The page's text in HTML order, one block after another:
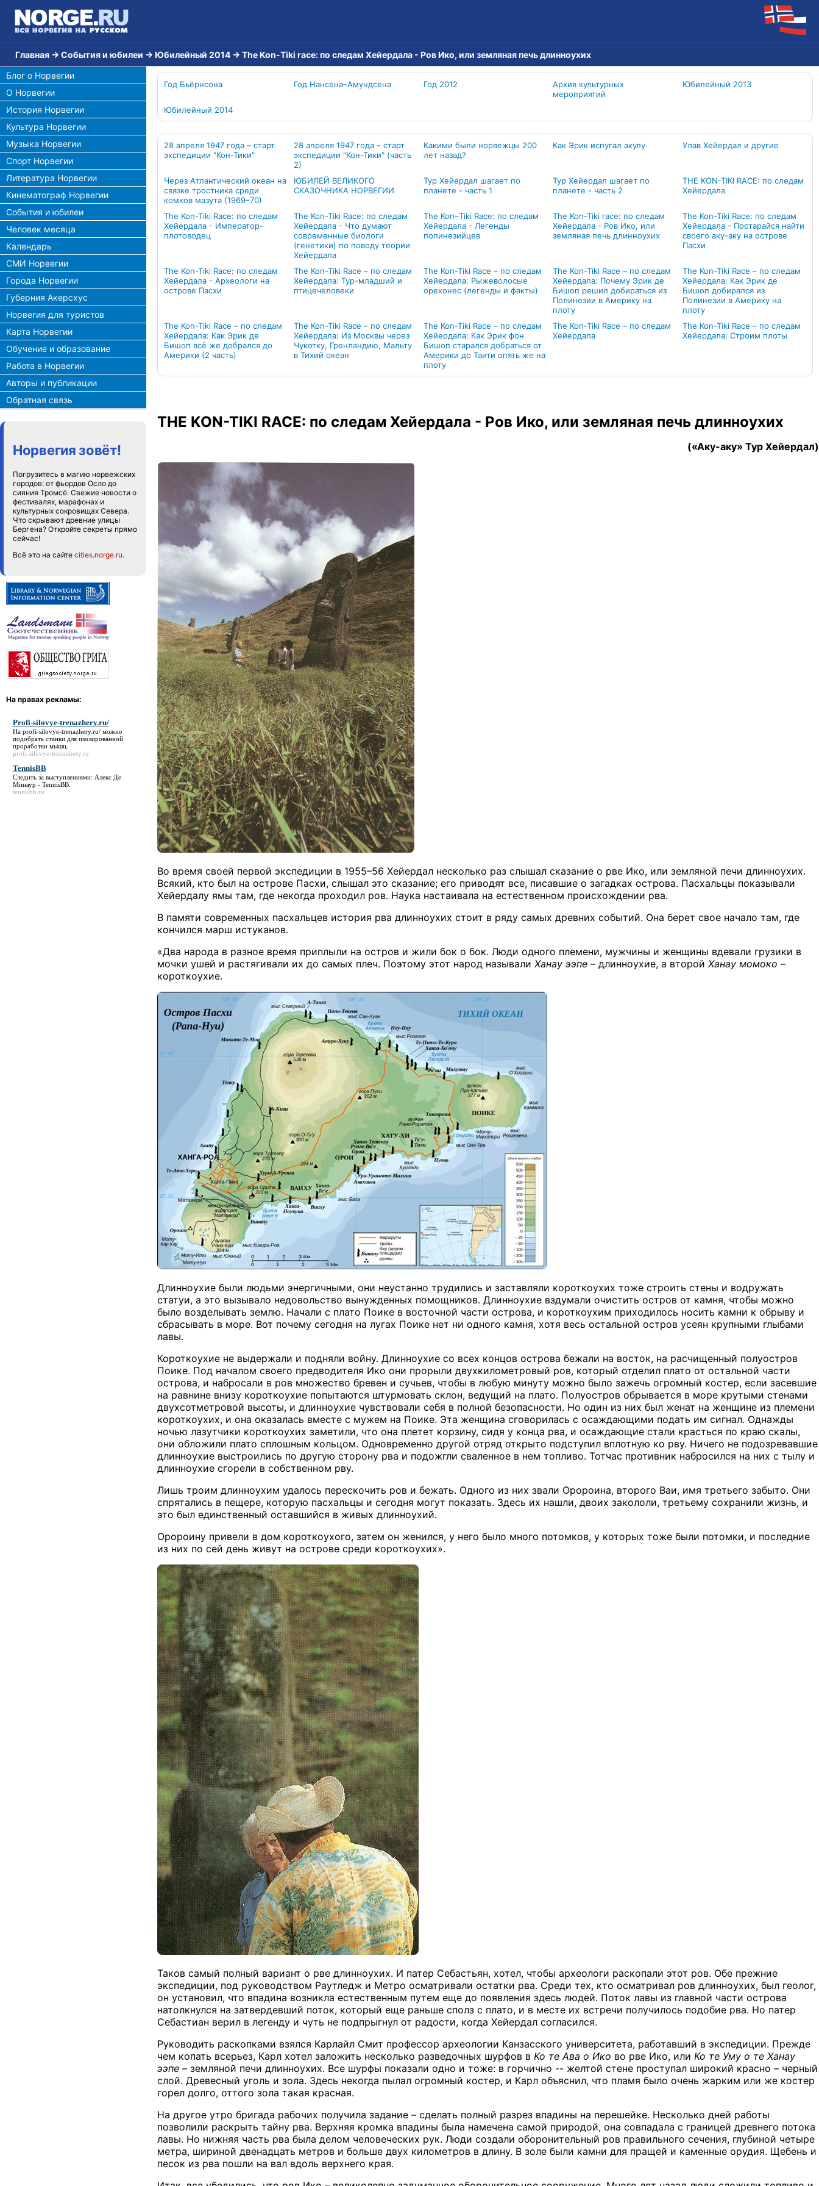
Главная → События и юбилеи → Юбилейный 2014 → The Kon-Tiki race: по следам Хейердала - Ров Ико, или земляная печь длинноухих
Блог о Норвегии
О Норвегии
История Норвегии
Культура Норвегии
Музыка Норвегии
Спорт Норвегии
Литература Норвегии
Кинематограф Норвегии
События и юбилеи
Человек месяца
Календарь
СМИ Норвегии
Города Норвегии
Губерния Акерсхус
Норвегия для туристов
Карта Норвегии
Обучение и образование
Работа в Норвегии
Авторы и публикации
Обратная связь
Норвегия зовёт!
Погрузитесь в магию норвежских
городов: от фьордов Осло до
сияния Тромсё. Свежие новости о
фестивалях, марафонах и
культурных сокровищах Севера.
Что скрывают древние улицы
Бергена? Откройте секреты прямо
сейчас!
Всё это на сайте cities.norge.ru.
На правах рекламы:
Profi-silovye-trenazhery.ru/
На profi-silovye-trenazhery.ru/можно
подобрать станки для изолированной
проработки мышц.
profi-silovye-trenazhery.ru
TennisBB
Следить за выступлениями: Алекс Де
Минаур - TennisBB.
tennisbb.ru
Год Бьёрнсона Год Нансена–Амундсена Год 2012
Архив культурных
мероприятий
Юбилейный 2013
Юбилейный 2014
28 апреля 1947 года – старт
экспедиции "Кон-Тики"
28 апреля 1947 года – старт
экспедиции "Кон-Тики" (часть
2)
Какими были норвежцы 200
лет назад?
Как Эрик испугал акулу Улав Хейердал и другие
Через Атлантический океан на
связке тростника среди
комков мазута (1969–70)
ЮБИЛЕЙ ВЕЛИКОГО
СКАЗОЧНИКА НОРВЕГИИ
Тур Хейердал шагает по
планете - часть 1
Тур Хейердал шагает по
планете - часть 2
THE KON-TIKI RACE: по следам
Хейердала
Тhe Kon-Tiki Race: по следам
Хейердала - Император-
плотоводец
Тhe Kon-Tiki Race: по следам
Хейердала - Что думают
современные биологи
(генетики) по поводу теории
Хейердала
The Kon–Tiki Race: по следам
Хейердала - Легенды
полинезийцев
The Kon-Tiki race: по следам
Хейердала - Ров Ико, или
земляная печь длинноухих
Тhe Kon-Tiki Race: по следам
Хейердала - Постарайся найти
своего аку-аку на острове
Пасхи
The Kon-Tiki Race: по следам
Хейердала - Археологи на
острове Пасхи
The Kon-Tiki Race – по следам
Хейердала: Тур-младший и
птицечеловеки
The Kon-Tiki Race – по следам
Хейердала: Рыжеволосые
орехонес (легенды и факты)
The Kon-Tiki Race – по следам
Хейердала: Почему Эрик де
Бишоп решил добираться из
Полинезии в Америку на
плоту
The Kon-Tiki Race – по следам
Хейердала: Как Эрик де
Бишоп добирался из
Полинезии в Америку на
плоту
The Kon-Tiki Race – по следам
Хейердала: Как Эрик де
Бишоп всё же добрался до
Америки (2 часть)
The Kon-Tiki Race – по следам
Хейердала: Из Москвы через
Чукотку, Гренландию, Мальту
в Тихий океан
The Kon-Tiki Race – по следам
Хейердала: Как Эрик фон
Бишоп старался добраться от
Америки до Таити опять же на
плоту
The Kon-Tiki Race – по следам
Хейердала
The Kon-Tiki Race – по следам
Хейердала: Строим плоты
THE KON-TIKI RACE: по следам Хейердала - Ров Ико, или земляная печь длинноухих
(«Аку-аку» Тур Хейердал)
Во время своей первой экспедиции в 1955–56 Хейердал несколько раз слышал сказание о рве Ико, или земляной печи длинноухих.
Всякий, кто был на острове Пасхи, слышал это сказание; его приводят все, писавшие о загадках острова. Пасхальцы показывали
Хейердалу ямы там, где некогда проходил ров. Наука настаивала на естественном происхождении рва.
В памяти современных пасхальцев история рва длинноухих стоит в ряду самых древних событий. Она берет свое начало там, где
кончился марш истуканов.
«Два народа в разное время приплыли на остров и жили бок о бок. Люди одного племени, мужчины и женщины вдевали грузики в
мочки ушей и растягивали их до самых плеч. Поэтому этот народ называли Ханау ээпе – длинноухие, а второй Ханау момоко –
короткоухие.
Длинноухие были людьми энергичными, они неустанно трудились и заставляли короткоухих тоже строить стены и водружать
статуи, а это вызывало недовольство вынужденных помощников. Длинноухие вздумали очистить остров от камня, чтобы можно
было возделывать землю. Начали с плато Поике в восточной части острова, и короткоухим приходилось носить камни к обрыву и
сбрасывать в море. Вот почему сегодня на лугах Поике нет ни одного камня, хотя весь остальной остров усеян крупными глыбами
лавы.
Короткоухие не выдержали и подняли войну. Длинноухие со всех концов острова бежали на восток, на расчищенный полуостров
Поике. Под началом своего предводителя Ико они прорыли двухкилометровый ров, который отделил плато от остальной части
острова, и набросали в ров множество бревен и сучьев, чтобы в любую минуту можно было зажечь огромный костер, если засевшие
на равнине внизу короткоухие попытаются штурмовать склон, ведущий на плато. Полуостров обрывается в море крутыми стенами
двухсотметровой высоты, и длинноухие чувствовали себя в полной безопасности. Но один из них был женат на женщине из племени
короткоухих, и она оказалась вместе с мужем на Поике. Эта женщина сговорилась с осаждающими подать им сигнал. Однажды
ночью лазутчики короткоухих заметили, что она плетет корзину, сидя у конца рва, и осаждающие стали красться по краю скалы,
они обложили плато сплошным кольцом. Одновременно другой отряд открыто подступил вплотную ко рву. Ничего не подозревавшие
длинноухие выстроились по другую сторону рва и подожгли сваленное в нем топливо. Тотчас противник набросился на них с тылу и
длинноухие сгорели в собственном рву.
Лишь троим длинноухим удалось перескочить ров и бежать. Одного из них звали Оророина, второго Ваи, имя третьего забыто. Они
спрятались в пещере, которую пасхальцы и сегодня могут показать. Здесь их нашли, двоих закололи, третьему сохранили жизнь, и
это был единственный оставшийся в живых длинноухий.
Оророину привели в дом короткоухого, затем он женился, у него было много потомков, у которых тоже были потомки, и последние
из них по сей день живут на острове среди короткоухих».
Таков самый полный вариант о рве длинноухих. И патер Себастьян, хотел, чтобы археологи раскопали этот ров. Обе прежние
экспедиции, под руководством Раутледж и Метро осматривали остатки рва. Среди тех, кто осматривал ров длинноухих, был геолог,
он установил, что впадина возникла естественным путем еще до появления здесь людей. Поток лавы из главной части острова
натолкнулся на затвердевший поток, который еще раньше сполз с плато, и в месте их встречи получилось подобие рва. Но патер
Себастиан верил в легенду и чуть не подпрыгнул от радости, когда Хейердал согласился.
Руководить раскопками взялся Карлайл Смит профессор археологии Канзасского университета, работавший в экспедиции. Прежде
чем копать всерьез, Карл хотел заложить несколько разведочных шурфов в Ко те Ава о Ико во рве Ико, или Ко те Уму о те Ханау
ээпе – земляной печи длинноухих. Все шурфы показали одно и тоже: в горчично -- желтой стене проступал широкий красно – черный
слой. Древесный уголь и зола. Здесь некогда пылал огромный костер, и Карл объяснил, что пламя было очень жарким или же костер
горел долго, оттого зола такая красная.
На другое утро бригада рабочих получила задание – сделать полный разрез впадины на перешейке. Несколько дней работы
позволили раскрыть тайну рва. Верхняя кромка впадины была намечена самой природой, она совпадала с границей древнего потока
лавы. Но нижняя часть рва была делом человеческих рук. Люди создали оборонительный ров правильного сечения, глубиной четыре
метра, шириной двенадцать метров и больше двух километров в длину. В золе были камни для пращей и каменные орудия. Щебень и
песок из рва пошли на вал вдоль верхнего края.